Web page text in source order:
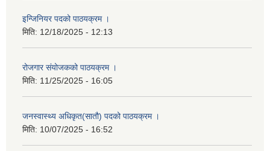
इन्जिनियर पदको पाठयक्रम ।
मिति: 12/18/2025 - 12:13
रोजगार संयोजकको पाठयक्रम ।
मिति: 11/25/2025 - 16:05
जनस्वास्थ्य अधिकृत(सातौ) पदको पाठयक्रम ।
मिति: 10/07/2025 - 16:52